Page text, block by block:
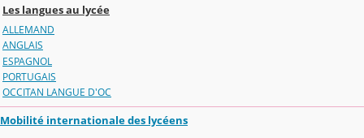
Les langues au lycée
ALLEMAND
ANGLAIS
ESPAGNOL
PORTUGAIS
OCCITAN LANGUE D'OC
Mobilité internationale des lycéens